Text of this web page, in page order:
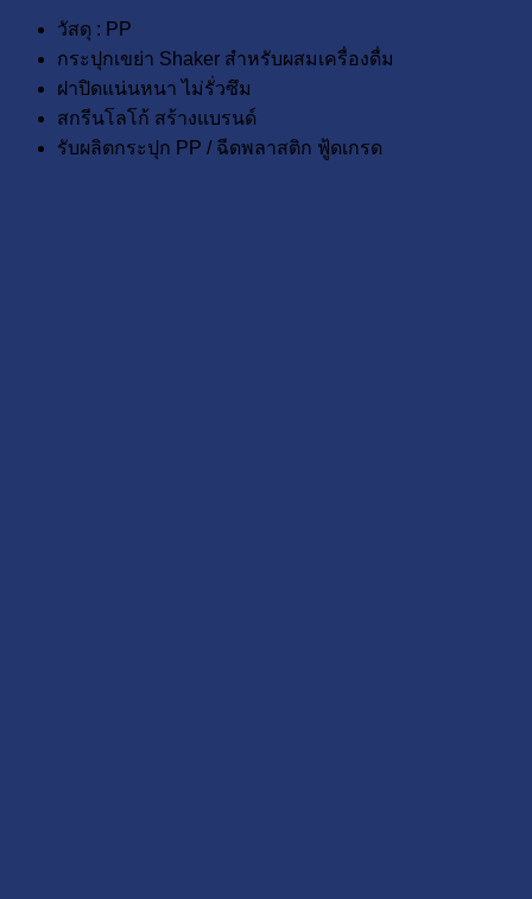
วัสดุ : PP
กระปุกเขย่า Shaker สำหรับผสมเครื่องดื่ม
ฝาปิดแน่นหนา ไม่รั่วซึม
สกรีนโลโก้ สร้างแบรนด์
รับผลิตกระปุก PP / ฉีดพลาสติก ฟู้ดเกรด